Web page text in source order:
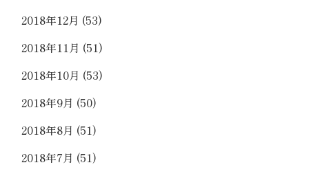
2018年12月 (53)
2018年11月 (51)
2018年10月 (53)
2018年9月 (50)
2018年8月 (51)
2018年7月 (51)